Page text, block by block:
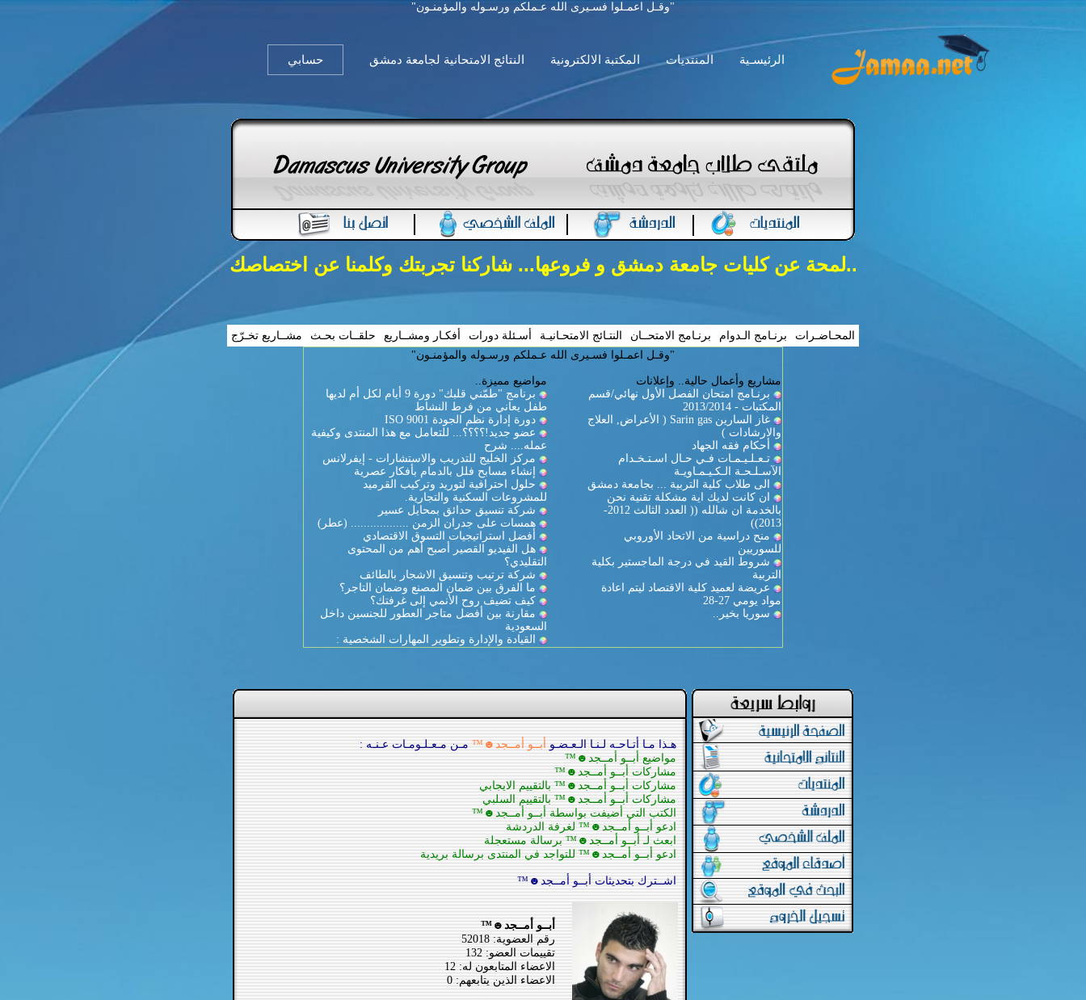
"وقـل اعمـلوا فسـيرى الله عـملكم ورسـوله والمؤمنـون"
الرئيسـية المنتديات المكتبة الالكترونية النتائج الامتحانية لجامعة دمشق حسابي
..لمحة عن كليات جامعة دمشق و فروعها... شاركنا تجربتك وكلمنا عن اختصاصك
المحـاضـرات برنـامج الـدوام برنـامج الامتحــان النتـائج الامتحـانيـة أسـئلة دورات أفكـار ومشــاريع حلقــات بحـث
مشــاريع تخـرّج
"وقـل اعمـلوا فسـيرى الله عـملكم ورسـوله والمؤمنـون"
مشاريع وأعمال حالية.. وإعلانات
برنـامج امتحان الفصل الأول نهائي/قسم
المكتبات - 2013/2014
غاز السارين Sarin gas ( الأعراض, العلاج
والارشادات )
أحكام فقه الجهاد
تـعـلـيـمـات فـي حـال اسـتـخـدام
الآسـلـحـة الـكـيـمـاويـة
الى طلاب كلية التربية ... بجامعة دمشق
ان كانت لديك اية مشكلة تقنية نحن
بالخدمة ان شالله (( العدد الثالث 2012-
2013))
منح دراسية من الاتحاد الأوروبي
للسوريين
شروط القيد في درجة الماجستير بكلية
التربية
عريضة لعميد كلية الاقتصاد ليتم اعادة
مواد يومي 27-28
سوريا بخير..
مواضيع مميزة..
برنامج "طمّني قلبك" دورة 9 أيام لكل أم لديها
طفل يعاني من فرط النشاط
دورة إدارة نظم الجودة ISO 9001
عضو جديد!؟؟؟؟... للتعامل مع هذا المنتدى وكيفية
عمله.... شرح
مركز الخليج للتدريب والاستشارات - إيفرلانس
إنشاء مسابح فلل بالدمام بأفكار عصرية
حلول احترافية لتوريد وتركيب القرميد
للمشروعات السكنية والتجارية.
شركة تنسيق حدائق بمحايل عسير
همسات على جدران الزمن .................. (عطر)
أفضل استراتيجيات التسوق الاقتصادي
هل الفيديو القصير أصبح أهم من المحتوى
التقليدي؟
شركة ترتيب وتنسيق الاشجار بالطائف
ما الفرق بين ضمان المصنع وضمان التاجر؟
كيف تضيف روح الأنمي إلى غرفتك؟
مقارنة بين أفضل متاجر العطور للجنسين داخل
السعودية
القيادة والإدارة وتطوير المهارات الشخصية :
هـذا مـا أتـاحـه لـنـا الـعـضـو أبــو أمــجد☻™ مـن مـعـلـومـات عـنـه :
مواضيع أبــو أمــجد☻™
مشاركات أبــو أمــجد☻™
مشاركات أبــو أمــجد☻™ بالتقييم الايجابي
مشاركات أبــو أمــجد☻™ بالتقييم السلبي
الكتب التي أضيفت بواسطة أبــو أمــجد☻™
ادعو أبــو أمــجد☻™ لغرفة الدردشة
ابعث لـ أبــو أمــجد☻™ برسالة مستعجلة
ادعو أبــو أمــجد☻™ للتواجد في المنتدى برسالة بريدية
اشــترك بتحديثات أبــو أمــجد☻™
أبــو أمــجد☻™
رقم العضوية: 52018
تقييمات العضو: 132
الاعضاء المتابعون له: 12
الاعضاء الذين يتابعهم: 0